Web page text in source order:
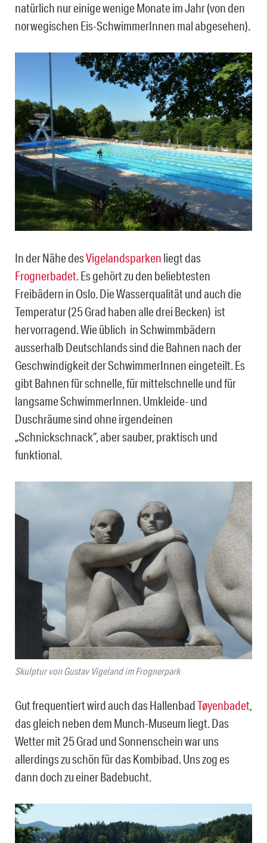
natürlich nur einige wenige Monate im Jahr (von den
norwegischen Eis-SchwimmerInnen mal abgesehen).
In der Nähe desVigelandsparken liegt das
Frognerbadet. Es gehört zu den beliebtesten
Freibädern in Oslo. Die Wasserqualität und auch die
Temperatur (25 Grad haben alle drei Becken) ist
hervorragend. Wie üblich in Schwimmbädern
ausserhalb Deutschlands sind die Bahnen nach der
Geschwindigkeit der SchwimmerInnen eingeteilt. Es
gibt Bahnen für schnelle, für mittelschnelle und für
langsame SchwimmerInnen. Umkleide- und
Duschräume sind ohne irgendeinen
„Schnickschnack“, aber sauber, praktisch und
funktional.
Skulptur von Gustav Vigeland im Frognerpark
Gut frequentiert wird auch das HallenbadTøyenbadet,
das gleich neben dem Munch-Museum liegt. Das
Wetter mit 25 Grad und Sonnenschein war uns
allerdings zu schön für das Kombibad. Uns zog es
dann doch zu einer Badebucht.